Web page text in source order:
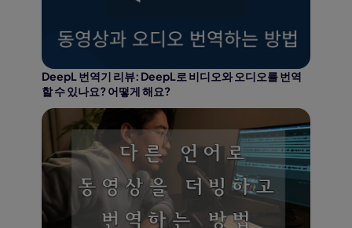
DeepL 번역기 리뷰: DeepL로 비디오와 오디오를 번역
할 수 있나요? 어떻게 해요?